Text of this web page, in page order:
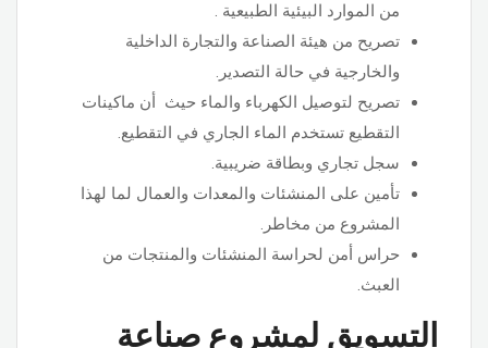
من الموارد البيئية الطبيعية .
تصريح من هيئة الصناعة والتجارة الداخلية
والخارجية في حالة التصدير.
تصريح لتوصيل الكهرباء والماء حيث أن ماكينات
التقطيع تستخدم الماء الجاري في التقطيع.
سجل تجاري وبطاقة ضريبية.
تأمين على المنشئات والمعدات والعمال لما لهذا
المشروع من مخاطر.
حراس أمن لحراسة المنشئات والمنتجات من
العبث.
التسويق لمشروع صناعة